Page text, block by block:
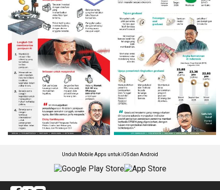
Unduh Mobile Apps untuk iOS dan Android